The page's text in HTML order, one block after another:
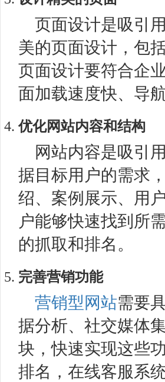
页面设计是吸引
美的页面设计，包
页面设计要符合企
面加载速度快、导
优化网站内容和结构
网站内容是吸引
据目标用户的需求
绍、案例展示、用
户能够快速找到所
的抓取和排名。
完善营销功能
营销型网站需要
据分析、社交媒体
块，快速实现这些
排名，在线客服系